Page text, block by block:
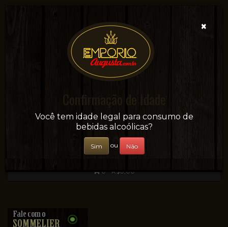
Sua conveniência e adega on-line!
0 - R$0,00
×
Confirmação de Idade
Você tem idade legal para consumo de
bebidas alcoólicas?
Sim ou Não